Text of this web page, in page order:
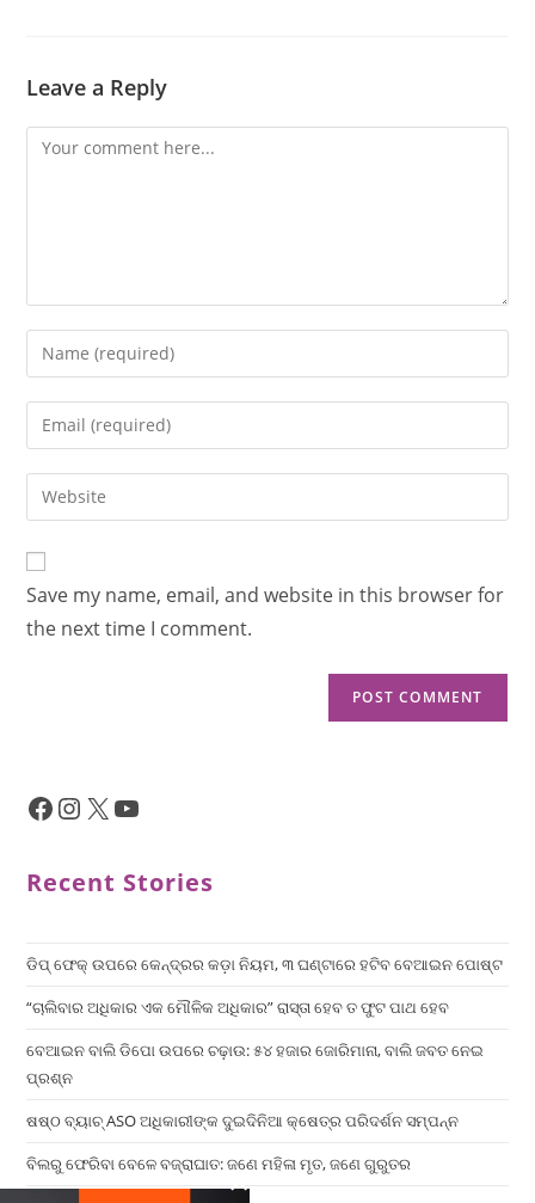
Leave a Reply
Save my name, email, and website in this browser for
the next time I comment.
Recent Stories
ଡିପ୍ ଫେକ୍ ଉପରେ କେନ୍ଦ୍ରର କଡ଼ା ନିୟମ, ୩ ଘଣ୍ଟାରେ ହଟିବ ବେଆଇନ ପୋଷ୍ଟ
“ଚାଲିବାର ଅଧିକାର ଏକ ମୌଳିକ ଅଧିକାର” ରାସ୍ତା ହେବ ତ ଫୁଟ ପାଥ ହେବ
ବେଆଇନ ବାଲି ଡିପୋ ଉପରେ ଚଢ଼ାଉ: ୫୪ ହଜାର ଜୋରିମାନା, ବାଲି ଜବତ ନେଇ
ପ୍ରଶ୍ନ
ଷଷ୍ଠ ବ୍ୟାଚ୍‌ ASO ଅଧିକାରୀଙ୍କ ଦୁଇଦିନିଆ କ୍ଷେତ୍ର ପରିଦର୍ଶନ ସମ୍ପନ୍ନ
ବିଲରୁ ଫେରିବା ବେଳେ ବଜ୍ରାଘାତ: ଜଣେ ମହିଳା ମୃତ, ଜଣେ ଗୁରୁତର
×